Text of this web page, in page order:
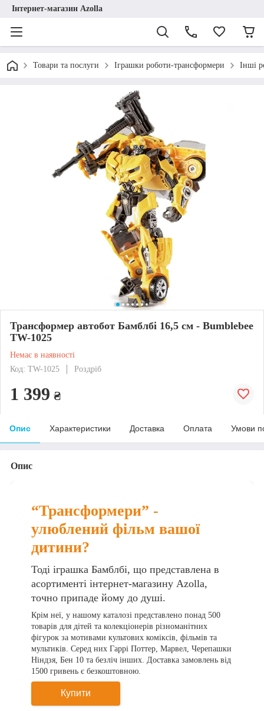
Інтернет-магазин Azolla
Товари та послуги Іграшки роботи-трансформери Інші
Трансформер автобот Бамблбі 16,5 см - Bumblebee
TW-1025
Немає в наявності
Код: TW-1025
Роздріб
1 399 ₴
Опис Характеристики Доставка Оплата Умови
Опис
“Трансформери” -
улюблений фільм вашої
дитини?
Тоді іграшка Бамблбі, що представлена в
асортименті інтернет-магазину Azolla,
точно припаде йому до душі.
Крім неї, у нашому каталозі представлено понад 500
товарів для дітей та колекціонерів різноманітних
фігурок за мотивами культових коміксів, фільмів та
мультиків. Серед них Гаррі Поттер, Марвел, Черепашки
Ніндзя, Бен 10 та безліч інших. Доставка замовлень від
1500 гривень є безкоштовною.
Купити